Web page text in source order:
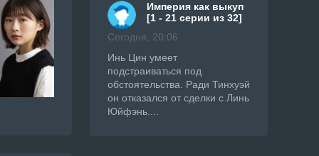
Империя как выкуп
[1 - 21 серии из 32]
Сегодня, 20:06
Инь Цин умеет
подстраиваться под
обстоятельства. Ради Тинхуэй
он отказался от сделки с Линь
Юйфэнь....